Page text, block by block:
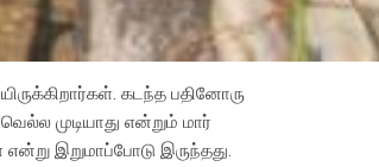
கடந்த பதினோரு
முடியாது என்றும் மார்
இறுமாப்போடு இருந்தது.